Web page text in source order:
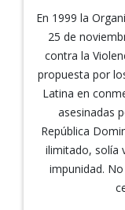
En 1999 la
25 de
contra la
propuesta por
Latina en
asesinadas
República
ilimitado, solía
impunidad.